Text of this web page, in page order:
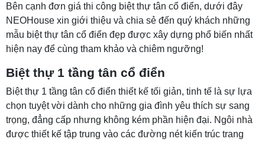
Bên cạnh đơn giá thi công biệt thự tân cổ điển, dưới đây
NEOHouse xin giới thiệu và chia sẻ đến quý khách những
mẫu biệt thự tân cổ điển đẹp được xây dựng phổ biến nhất
hiện nay để cùng tham khảo và chiêm ngưỡng!
Biệt thự 1 tầng tân cổ điển
Biệt thự 1 tầng tân cổ điển thiết kế tối giản, tinh tế là sự lựa
chọn tuyệt vời dành cho những gia đình yêu thích sự sang
trọng, đẳng cấp nhưng không kém phần hiện đại. Ngôi nhà
được thiết kế tập trung vào các đường nét kiến trúc trang